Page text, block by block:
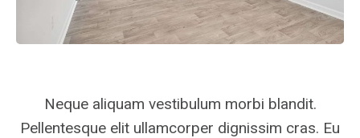
Neque aliquam vestibulum morbi blandit.
Pellentesque elit ullamcorper dignissim cras. Eu